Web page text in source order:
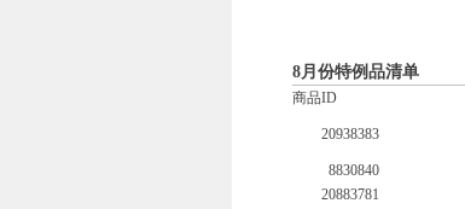
8月份特例品清单
商品ID
20938383
8830840
20883781